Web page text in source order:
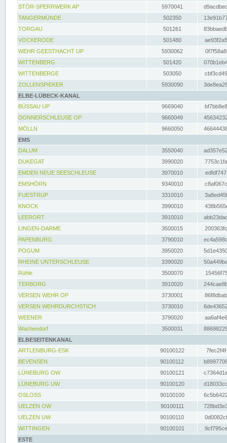
STÖR-SPERRWERK AP 5970041
TANGERMÜNDE
502350
TORGAU
501261
VOCKERODE
501480
WEHR GEESTHACHT UP
5930062
WITTENBERG
501420
WITTENBERGE
503050
ZOLLENSPIEKER
5930090
ELBE-LÜBECK-KANAL
BÜSSAU UP
9669040
DONNERSCHLEUSE OP
9660049
MÖLLN
9660050
EMS
DALUM
3550040
DUKEGAT
3990020
EMDEN NEUE SEESCHLEUSE
3970010
EMSHÖRN
9340010
FUESTRUP
3310010
KNOCK
3990010
LEERORT
3910010
LINGEN-DARME
3500015
PAPENBURG
3790010
POGUM
3950020
RHEINE UNTERSCHLEUSE
3390020
Rühle
3500070
TERBORG
3910020
VERSEN WEHR OP
3730001
VERSEN WEHRDURCHSTICH
3730010
WEENER
3790020
Wachendorf
3500031
ELBESEITENKANAL
ARTLENBURG-ESK
90100122
BEVENSEN
90100112
LÜNEBURG OW
90100121
LÜNEBURG UW
90100120
OSLOSS
90100100
UELZEN OW
90100111
UELZEN UW
90100110
WITTINGEN
90100101
ESTE